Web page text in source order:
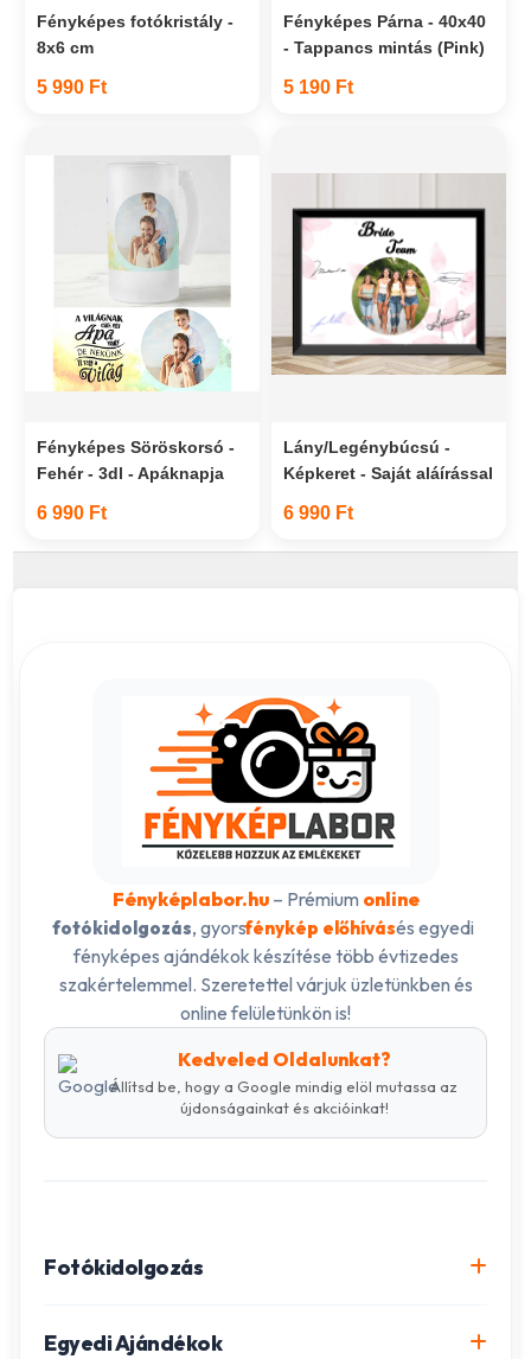
Fényképes fotókristály -
8x6 cm
5 990 Ft
Fényképes Párna - 40x40
- Tappancs mintás (Pink)
5 190 Ft
Fényképes Söröskorsó -
Fehér - 3dl - Apáknapja
6 990 Ft
Lány/Legénybúcsú -
Képkeret - Saját aláírással
6 990 Ft
Fényképlabor.hu– Prémium online
fotókidolgozás, gyorsfénykép előhívásés egyedi
fényképes ajándékok készítése több évtizedes
szakértelemmel. Szeretettel várjuk üzletünkben és
online felületünkön is!
Kedveled Oldalunkat?
Állítsd be, hogy a Google mindig elöl mutassa az
újdonságainkat és akcióinkat!
Fotókidolgozás
Egyedi Ajándékok